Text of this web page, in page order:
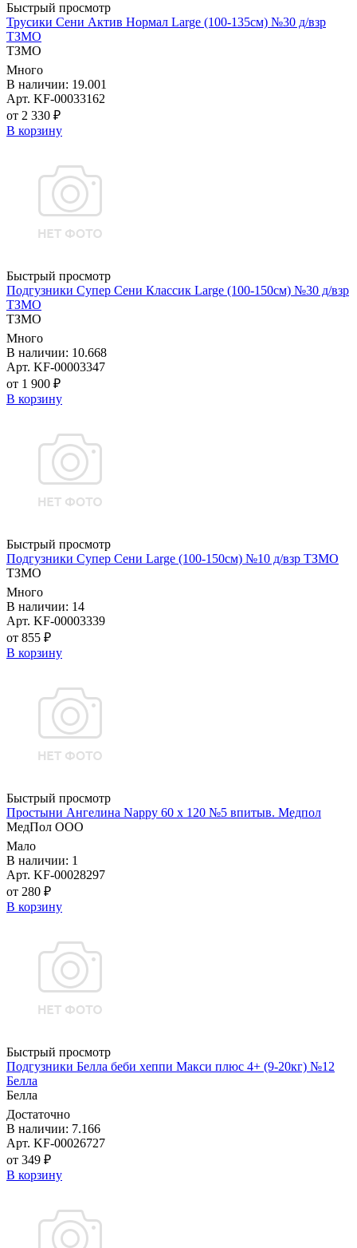
Быстрый просмотр
Трусики Сени Актив Нормал Large (100-135см) №30 д/взр
ТЗМО
ТЗМО
Много
В наличии: 19.001
Арт. KF-00033162
от 2 330 ₽
В корзину
Быстрый просмотр
Подгузники Супер Сени Классик Large (100-150см) №30 д/взр
ТЗМО
ТЗМО
Много
В наличии: 10.668
Арт. KF-00003347
от 1 900 ₽
В корзину
Быстрый просмотр
Подгузники Супер Сени Large (100-150см) №10 д/взр ТЗМО
ТЗМО
Много
В наличии: 14
Арт. KF-00003339
от 855 ₽
В корзину
Быстрый просмотр
Простыни Ангелина Nappy 60 х 120 №5 впитыв. Медпол
МедПол ООО
Мало
В наличии: 1
Арт. KF-00028297
от 280 ₽
В корзину
Быстрый просмотр
Подгузники Белла беби хеппи Макси плюс 4+ (9-20кг) №12
Белла
Белла
Достаточно
В наличии: 7.166
Арт. KF-00026727
от 349 ₽
В корзину